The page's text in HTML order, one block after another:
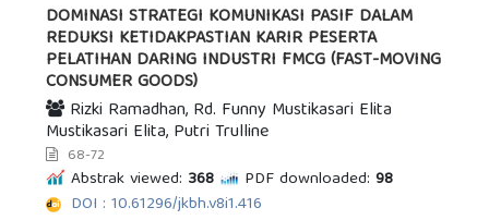
DOMINASI STRATEGI KOMUNIKASI PASIF DALAM
REDUKSI KETIDAKPASTIAN KARIR PESERTA
PELATIHAN DARING INDUSTRI FMCG (FAST-MOVING
CONSUMER GOODS)
Rizki Ramadhan, Rd. Funny Mustikasari Elita
Mustikasari Elita, Putri Trulline
68-72
Abstrak viewed: 368 PDF downloaded: 98
DOI : 10.61296/jkbh.v8i1.416